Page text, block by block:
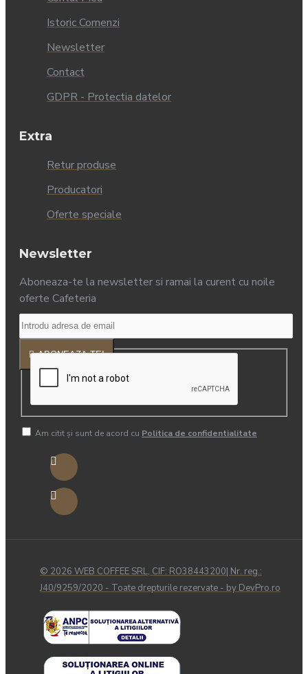
Istoric Comenzi
Newsletter
Contact
GDPR - Protectia datelor
Extra
Retur produse
Producatori
Oferte speciale
Newsletter
Aboneaza-te la newsletter si ramai la curent cu noile
oferte Cafeteria
ABONEAZA-TE!
Am citit şi sunt de acord cu Politica de confidentialitate
© 2026 WEB COFFEE SRL, CIF: RO38443200| Nr. reg.:
J40/9259/2020 - Toate drepturile rezervate - by DevPro.ro